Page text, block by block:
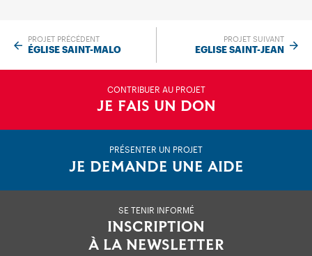
PROJET PRÉCÉDENT
ÉGLISE SAINT-MALO
PROJET SUIVANT
EGLISE SAINT-JEAN
CONTRIBUER AU PROJET
JE FAIS UN DON
PRÉSENTER UN PROJET
JE DEMANDE UNE AIDE
SE TENIR INFORMÉ
INSCRIPTION
À LA NEWSLETTER